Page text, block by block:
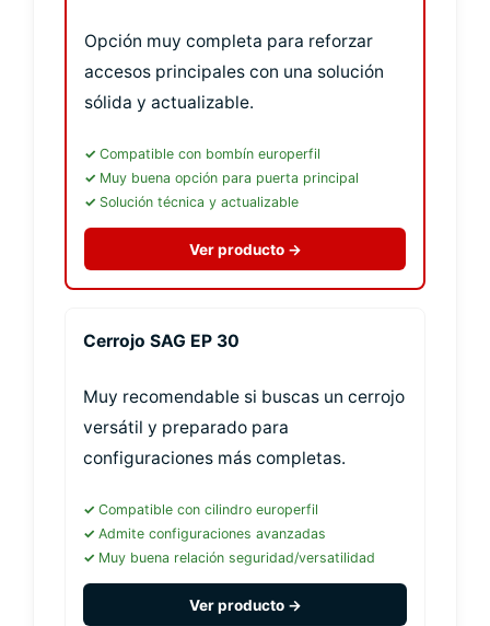
Opción muy completa para reforzar
accesos principales con una solución
sólida y actualizable.
Compatible con bombín europerfil
Muy buena opción para puerta principal
Solución técnica y actualizable
Ver producto →
Cerrojo SAG EP 30
Muy recomendable si buscas un cerrojo
versátil y preparado para
configuraciones más completas.
Compatible con cilindro europerfil
Admite configuraciones avanzadas
Muy buena relación seguridad/versatilidad
Ver producto →